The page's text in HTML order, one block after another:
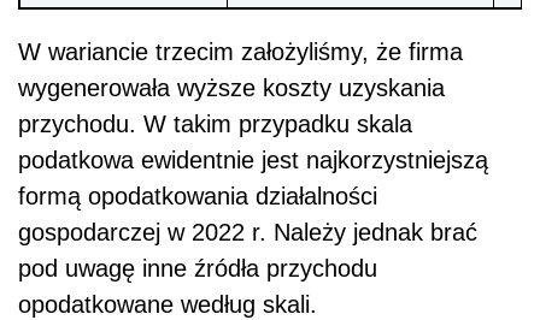
W wariancie trzecim założyliśmy, że firma
wygenerowała wyższe koszty uzyskania
przychodu. W takim przypadku skala
podatkowa ewidentnie jest najkorzystniejszą
formą opodatkowania działalności
gospodarczej w 2022 r. Należy jednak brać
pod uwagę inne źródła przychodu
opodatkowane według skali.